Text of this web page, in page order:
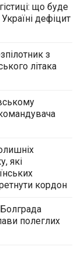
що буде
дефіцит
з
літака
які
кордон
полеглих